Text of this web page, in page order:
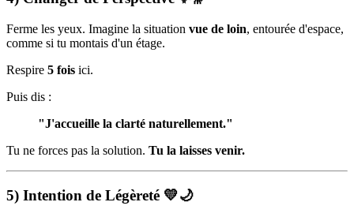
Ferme les yeux. Imagine la situation vue de loin, entourée d'espace,
comme si tu montais d'un étage.
Respire 5 fois ici.
Puis dis :
"J'accueille la clarté naturellement."
Tu ne forces pas la solution. Tu la laisses venir.
5) Intention de Légèreté 💛🌙